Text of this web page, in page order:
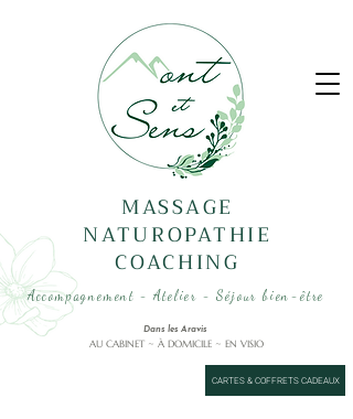
MASSAGE
NATUROPATHIE
COACHING
Accompagnement - Atelier - Séjour bien-être
Dans les Aravis
AU CABINET ~ À DOMICILE ~ EN VISIO
CARTES & COFFRETS CADEAUX